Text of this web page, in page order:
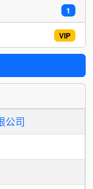
1
VIP
公司